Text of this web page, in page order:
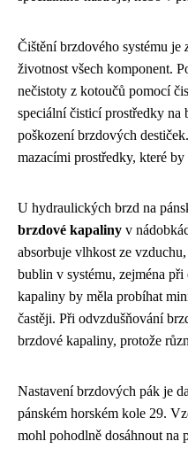
Čištění brzdového systému je
životnost všech komponent.
nečistoty z kotoučů pomocí
speciální čisticí prostředky na
poškození brzdových
mazacími prostředky, které
U hydraulických brzd na
brzdové kapaliny v
absorbuje vlhkost ze
bublin v systému, zejména
kapaliny by měla probíhat
častěji. Při odvzdušňování
brzdové kapaliny, protože
Nastavení brzdových pák je
pánském horském kole 29.
mohl pohodlně dosáhnout na